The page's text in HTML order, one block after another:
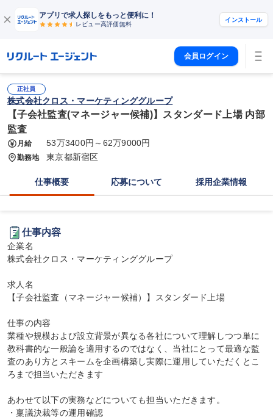
アプリで求人探しをもっと便利に！
レビュー高評価無料
インストール
会員ログイン
正社員
株式会社クロス・マーケティンググループ
【子会社監査(マネージャー候補)】スタンダード上場 内部
監査
月給 53万3400円～62万9000円
勤務地 東京都新宿区
仕事概要 応募について 採用企業情報
仕事内容
企業名
株式会社クロス・マーケティンググループ
求人名
【子会社監査（マネージャー候補）】スタンダード上場
仕事の内容
業種や規模および設立背景が異なる各社について理解しつつ単に
教科書的な一般論を適用するのではなく、当社にとって最適な監
査のあり方とスキームを企画構築し実際に運用していただくとこ
ろまで担当いただきます
あわせて以下の実務などについても担当いただきます。
・稟議決裁等の運用確認